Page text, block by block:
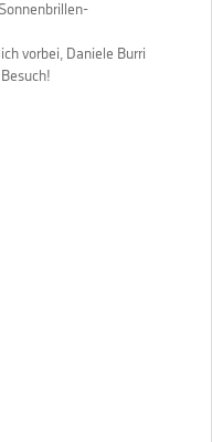
vorbei, Daniele Burri